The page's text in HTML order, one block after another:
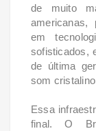
de muito
americanas,
em
sofisticados,
de última
som
Essa
final. O